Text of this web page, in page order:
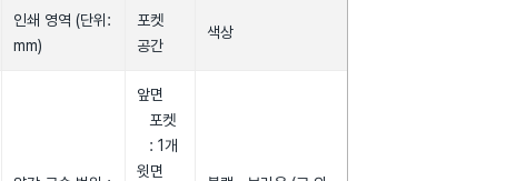
인쇄 영역 (단위:
mm)
포켓
공간
색상
앞면
포켓
: 1개
윗면